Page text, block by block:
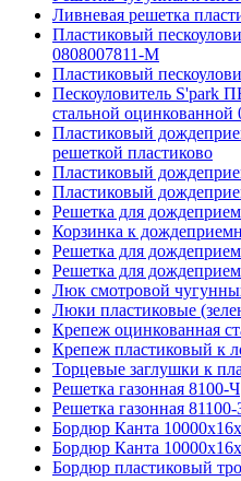
Ливневая решетка
Пластиковый
0808007811-М
Пластиковый
Пескоуловитель S'park
стальной
Пластиковый
решеткой пластиково
Пластиковый
Пластиковый
Решетка для
Корзинка к
Решетка для
Решетка для
Люк смотровой
Люки пластиковые
Крепеж оцинкованная
Крепеж пластиковый к
Торцевые заглушки к
Решетка газонная 8100-Ч
Решетка газонная 81100-
Бордюр Канта
Бордюр Канта
Бордюр пластиковый